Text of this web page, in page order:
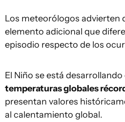
Los meteorólogos advierten
elemento adicional que
episodio respecto de los
El Niño se está
temperaturas globales
presentan valores
al calentamiento global.